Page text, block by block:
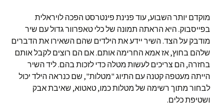
מוקדם יותר השבוע, עוד פנינת פינטרסט הפכה לויראלית
בפייסבוק. היא הראתה תמונה של כלי טאפרוור גדול עם שיר
מודבק על הצד. השיר יידע את הילדים שהם השאירו את הדברים
שלהם בחוץ, אז אמא החרימה אותם. אם הם רוצים לקבל אותם
בחזרה, הם צריכים לעשות מטלה כדי לזכות בהם. ליד השיר
הייתה מעטפה קטנה עם התיוג "מטלות", שם כנראה הילד יכול
לבחור מתוך רשימה של מטלות כמו, טאטוא, שאיבת אבק
ושטיפת כלים.